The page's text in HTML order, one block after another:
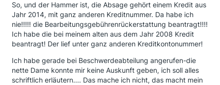
So, und der Hammer ist, die Absage gehört einem Kredit aus
Jahr 2014, mit ganz anderen Kreditnummer. Da habe ich
nie!!!!! die Bearbeitungsgebührenrückerstattung beantragt!!!!
Ich habe die bei meinem alten aus dem Jahr 2008 Kredit
beantragt! Der lief unter ganz anderen Kreditkontonummer!
Ich habe gerade bei Beschwerdeabteilung angerufen-die
nette Dame konnte mir keine Auskunft geben, ich soll alles
schriftlich erläutern.... Das mache ich nicht, das macht mein